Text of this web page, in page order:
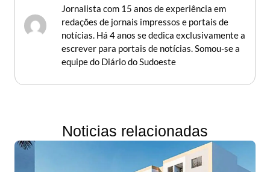
Jornalista com 15 anos de experiência em
redações de jornais impressos e portais de
notícias. Há 4 anos se dedica exclusivamente a
escrever para portais de notícias. Somou-se a
equipe do Diário do Sudoeste
Noticias relacionadas